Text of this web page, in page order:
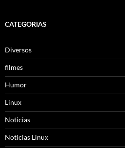
CATEGORIAS
Diversos
filmes
Humor
Linux
Noticias
Noticias Linux